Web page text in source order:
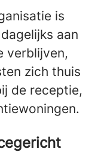
is
aan
verblijven,
zich thuis
de receptie,